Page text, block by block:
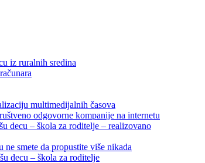
iz ruralnih sredina
multimedijalnih časova
odgovorne kompanije na internetu
decu – škola za roditelje – realizovano
smete da propustite više nikada
decu – škola za roditelje